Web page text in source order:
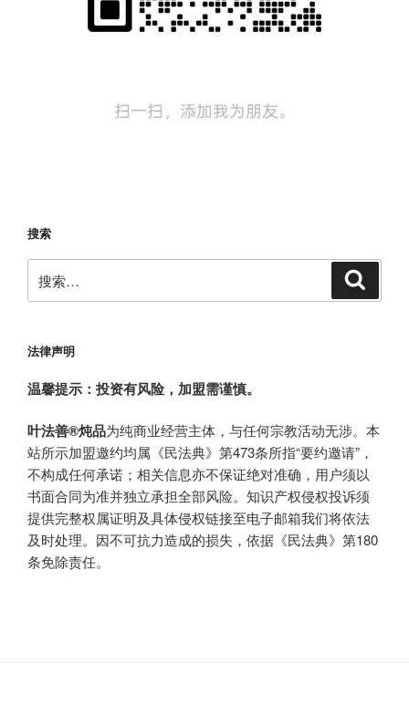
搜索
索：
法律声明
温馨提示：投资有风险，加盟需谨慎。
叶法善®炖品为纯商业经营主体，与任何宗教活动无涉。本
站所示加盟邀约均属《民法典》第473条所指“要约邀请”，
不构成任何承诺；相关信息亦不保证绝对准确，用户须以
书面合同为准并独立承担全部风险。知识产权侵权投诉须
提供完整权属证明及具体侵权链接至电子邮箱我们将依法
及时处理。因不可抗力造成的损失，依据《民法典》第180
条免除责任。